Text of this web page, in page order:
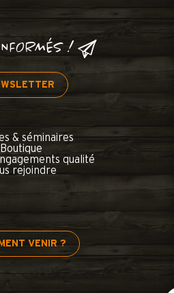
!
& séminaires
Boutique
qualité
rejoindre
VENIR ?